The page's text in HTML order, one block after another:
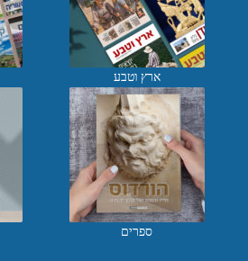
ארץ וטבע
ספרים